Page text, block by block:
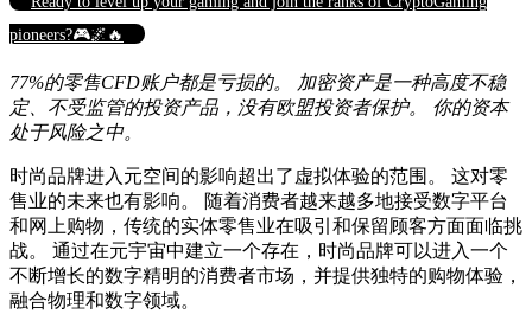
pioneers?🎮🌌🔥
77%的零售CFD账户都是亏损的。 加密资产是一种高度不稳
定、不受监管的投资产品，没有欧盟投资者保护。 你的资本
处于风险之中。
时尚品牌进入元空间的影响超出了虚拟体验的范围。 这对零
售业的未来也有影响。 随着消费者越来越多地接受数字平台
和网上购物，传统的实体零售业在吸引和保留顾客方面面临挑
战。 通过在元宇宙中建立一个存在，时尚品牌可以进入一个
不断增长的数字精明的消费者市场，并提供独特的购物体验，
融合物理和数字领域。